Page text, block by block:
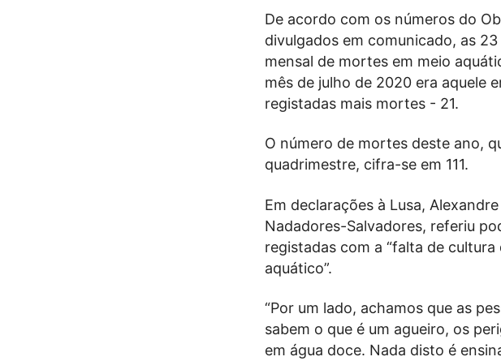
De acordo com os números do
divulgados em comunicado, as
mensal de mortes em meio
mês de julho de 2020 era aquele
registadas mais mortes - 21.
O número de mortes deste ano,
quadrimestre, cifra-se em 111.
Em declarações à Lusa,
Nadadores-Salvadores, referiu
registadas com a “falta de
aquático”.
“Por um lado, achamos que as
sabem o que é um agueiro, os
em água doce. Nada disto é